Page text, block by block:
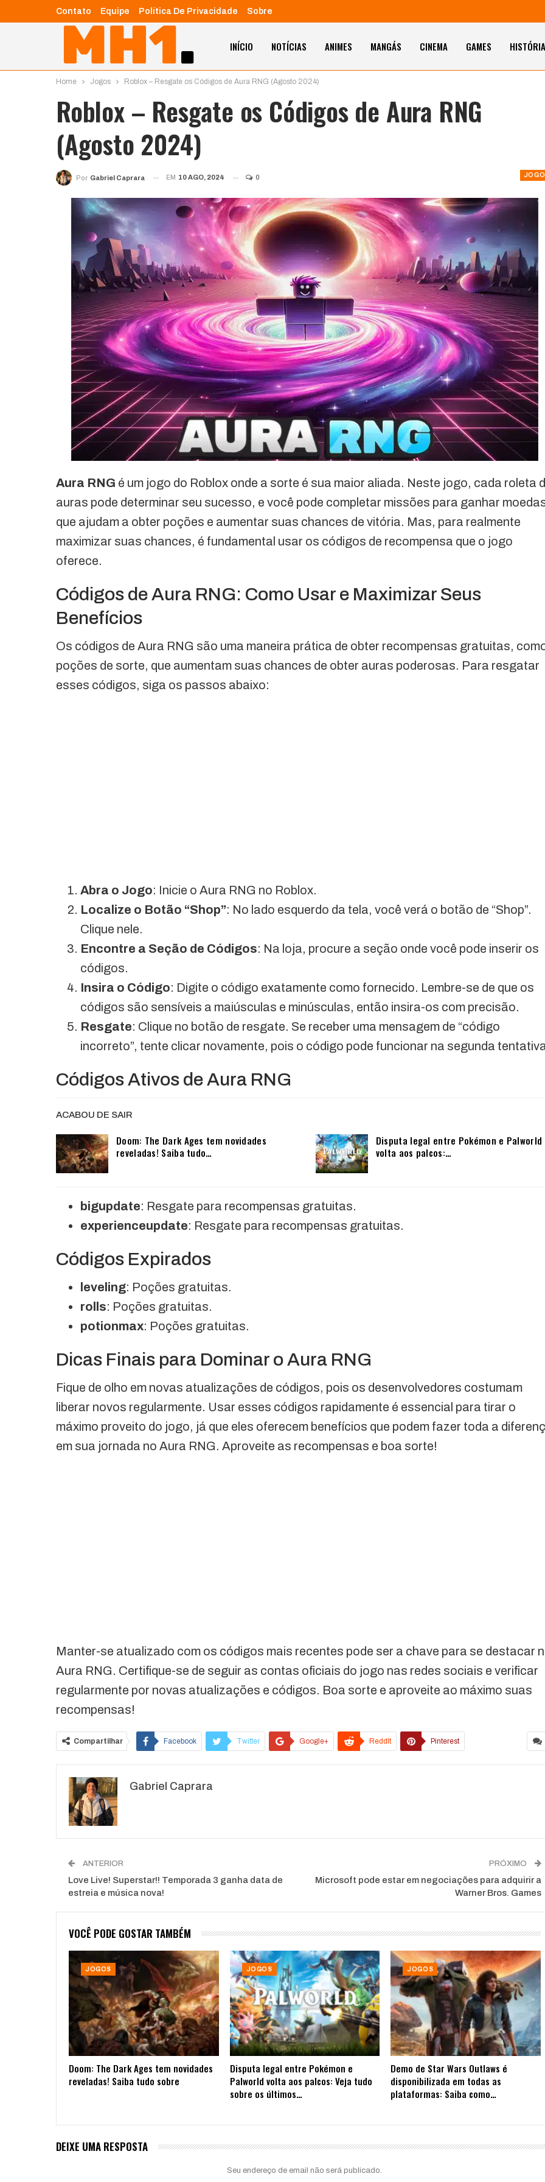
Contato Equipe Política De Privacidade Sobre
INÍCIO NOTÍCIAS ANIMES MANGÁS CINEMA GAMES HISTÓRIA
Home Jogos Roblox – Resgate os Códigos de Aura RNG (Agosto 2024)
Roblox – Resgate os Códigos de Aura RNG
(Agosto 2024)
Por Gabriel Caprara EM 10 AGO, 2024 0
Aura RNG é um jogo do Roblox onde a sorte é sua maior aliada. Neste jogo, cada roleta
auras pode determinar seu sucesso, e você pode completar missões para ganhar
que ajudam a obter poções e aumentar suas chances de vitória. Mas, para realmente
maximizar suas chances, é fundamental usar os códigos de recompensa que o jogo
oferece.
Códigos de Aura RNG: Como Usar e Maximizar Seus
Benefícios
Os códigos de Aura RNG são uma maneira prática de obter recompensas gratuitas,
poções de sorte, que aumentam suas chances de obter auras poderosas. Para resgatar
esses códigos, siga os passos abaixo:
Abra o Jogo: Inicie o Aura RNG no Roblox.
Localize o Botão “Shop”: No lado esquerdo da tela, você verá o botão de “Shop”.
Clique nele.
Encontre a Seção de Códigos: Na loja, procure a seção onde você pode inserir os
códigos.
Insira o Código: Digite o código exatamente como fornecido. Lembre-se de que os
códigos são sensíveis a maiúsculas e minúsculas, então insira-os com precisão.
Resgate: Clique no botão de resgate. Se receber uma mensagem de “código
incorreto”, tente clicar novamente, pois o código pode funcionar na segunda
Códigos Ativos de Aura RNG
ACABOU DE SAIR
Doom: The Dark Ages tem novidades
reveladas! Saiba tudo…
Disputa legal entre Pokémon e Palworld
volta aos palcos:…
bigupdate: Resgate para recompensas gratuitas.
experienceupdate: Resgate para recompensas gratuitas.
Códigos Expirados
leveling: Poções gratuitas.
rolls: Poções gratuitas.
potionmax: Poções gratuitas.
Dicas Finais para Dominar o Aura RNG
Fique de olho em novas atualizações de códigos, pois os desenvolvedores costumam
liberar novos regularmente. Usar esses códigos rapidamente é essencial para tirar o
máximo proveito do jogo, já que eles oferecem benefícios que podem fazer toda a
em sua jornada no Aura RNG. Aproveite as recompensas e boa sorte!
Manter-se atualizado com os códigos mais recentes pode ser a chave para se destacar
Aura RNG. Certifique-se de seguir as contas oficiais do jogo nas redes sociais e verificar
regularmente por novas atualizações e códigos. Boa sorte e aproveite ao máximo suas
recompensas!
Compartilhar Facebook Twitter Google+ ReddIt Pinterest
Gabriel Caprara
ANTERIOR
Love Live! Superstar!! Temporada 3 ganha data de
estreia e música nova!
PRÓXIMO
Microsoft pode estar em negociações para adquirir a
Warner Bros. Games
VOCÊ PODE GOSTAR TAMBÉM
JOGOS
Doom: The Dark Ages tem novidades
reveladas! Saiba tudo sobre
JOGOS
Disputa legal entre Pokémon e
Palworld volta aos palcos: Veja tudo
sobre os últimos…
JOGOS
Demo de Star Wars Outlaws é
disponibilizada em todas as
plataformas: Saiba como…
DEIXE UMA RESPOSTA
Seu endereço de email não será publicado.